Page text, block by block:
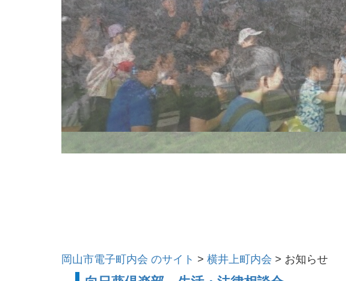
岡山市電子町内会 のサイト > 横井上町内会 > お知らせ